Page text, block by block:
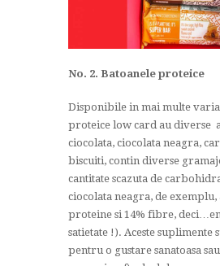
No. 2. Batoanele proteice
Disponibile in mai multe
proteice low card au diverse
ciocolata, ciocolata neagra,
biscuiti, contin diverse
cantitate scazuta de
ciocolata neagra, de exemplu,
proteine si 14% fibre,
satietate !). Aceste suplimente
pentru o gustare sanatoasa